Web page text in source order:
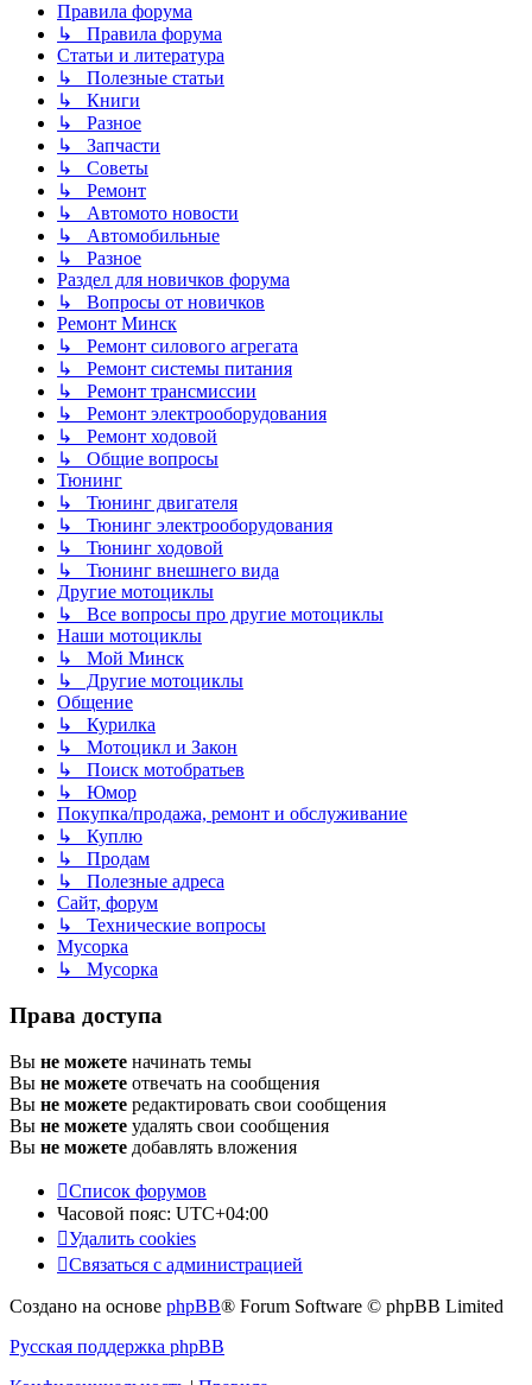
Правила форума
↳ Правила форума
Статьи и литература
↳ Полезные статьи
↳ Книги
↳ Разное
↳ Запчасти
↳ Советы
↳ Ремонт
↳ Автомото новости
↳ Автомобильные
↳ Разное
Раздел для новичков форума
↳ Вопросы от новичков
Ремонт Минск
↳ Ремонт силового агрегата
↳ Ремонт системы питания
↳ Ремонт трансмиссии
↳ Ремонт электрооборудования
↳ Ремонт ходовой
↳ Общие вопросы
Тюнинг
↳ Тюнинг двигателя
↳ Тюнинг электрооборудования
↳ Тюнинг ходовой
↳ Тюнинг внешнего вида
Другие мотоциклы
↳ Все вопросы про другие мотоциклы
Наши мотоциклы
↳ Мой Минск
↳ Другие мотоциклы
Общение
↳ Курилка
↳ Мотоцикл и Закон
↳ Поиск мотобратьев
↳ Юмор
Покупка/продажа, ремонт и обслуживание
↳ Куплю
↳ Продам
↳ Полезные адреса
Сайт, форум
↳ Технические вопросы
Мусорка
↳ Мусорка
Права доступа
Вы не можете начинать темы
Вы не можете отвечать на сообщения
Вы не можете редактировать свои сообщения
Вы не можете удалять свои сообщения
Вы не можете добавлять вложения
Список форумов
Часовой пояс: UTC+04:00
Удалить cookies
Связаться с администрацией
Создано на основе phpBB® Forum Software © phpBB Limited
Русская поддержка phpBB